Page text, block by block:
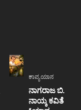
ಕಾವ್ಯಯಾನ
ನಾಗರಾಜ ಬಿ.
ನಾಯ್ಕ ಕವಿತೆ